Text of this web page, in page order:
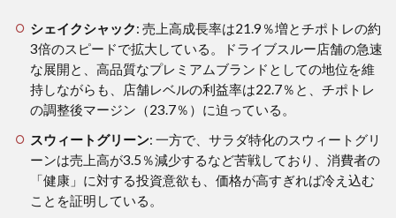
シェイクシャック: 売上高成長率は21.9％増とチポトレの約
3倍のスピードで拡大している。ドライブスルー店舗の急速
な展開と、高品質なプレミアムブランドとしての地位を維
持しながらも、店舗レベルの利益率は22.7％と、チポトレ
の調整後マージン（23.7％）に迫っている。
スウィートグリーン: 一方で、サラダ特化のスウィートグリ
ーンは売上高が3.5％減少するなど苦戦しており、消費者の
「健康」に対する投資意欲も、価格が高すぎれば冷え込む
ことを証明している。